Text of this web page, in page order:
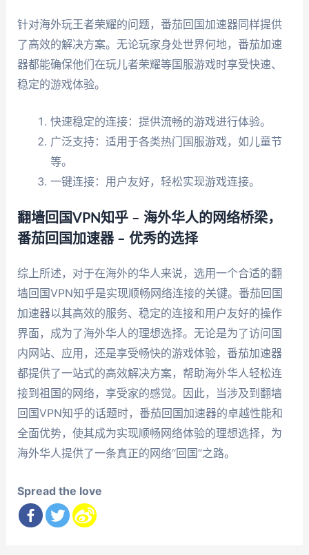
针对海外玩王者荣耀的问题，番茄回国加速器同样提供
了高效的解决方案。无论玩家身处世界何地，番茄加速
器都能确保他们在玩儿者荣耀等国服游戏时享受快速、
稳定的游戏体验。
快速稳定的连接：提供流畅的游戏进行体验。
广泛支持：适用于各类热门国服游戏，如儿童节
等。
一键连接：用户友好，轻松实现游戏连接。
翻墙回国VPN知乎 – 海外华人的网络桥梁，
番茄回国加速器 – 优秀的选择
综上所述，对于在海外的华人来说，选用一个合适的翻
墙回国VPN知乎是实现顺畅网络连接的关键。番茄回国
加速器以其高效的服务、稳定的连接和用户友好的操作
界面，成为了海外华人的理想选择。无论是为了访问国
内网站、应用，还是享受畅快的游戏体验，番茄加速器
都提供了一站式的高效解决方案，帮助海外华人轻松连
接到祖国的网络，享受家的感觉。因此，当涉及到翻墙
回国VPN知乎的话题时，番茄回国加速器的卓越性能和
全面优势，使其成为实现顺畅网络体验的理想选择，为
海外华人提供了一条真正的网络“回国”之路。
Spread the love